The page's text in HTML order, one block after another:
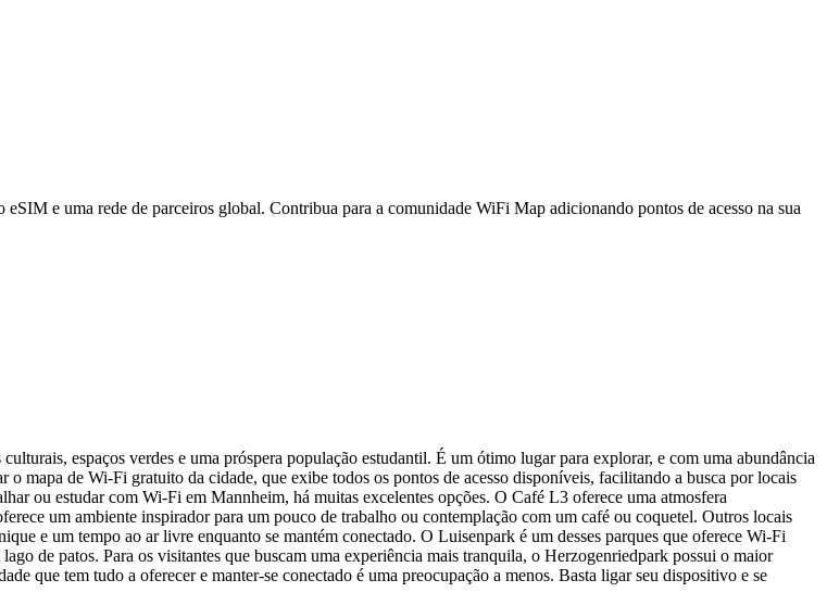
e uma rede de parceiros global. Contribua para a comunidade WiFi Map adicionando pontos de acesso na sua
espaços verdes e uma próspera população estudantil. É um ótimo lugar para explorar, e com uma abundância
mapa de Wi-Fi gratuito da cidade, que exibe todos os pontos de acesso disponíveis, facilitando a busca por locais
ou estudar com Wi-Fi em Mannheim, há muitas excelentes opções. O Café L3 oferece uma atmosfera
um ambiente inspirador para um pouco de trabalho ou contemplação com um café ou coquetel. Outros locais
e um tempo ao ar livre enquanto se mantém conectado. O Luisenpark é um desses parques que oferece Wi-Fi
de patos. Para os visitantes que buscam uma experiência mais tranquila, o Herzogenriedpark possui o maior
que tem tudo a oferecer e manter-se conectado é uma preocupação a menos. Basta ligar seu dispositivo e se